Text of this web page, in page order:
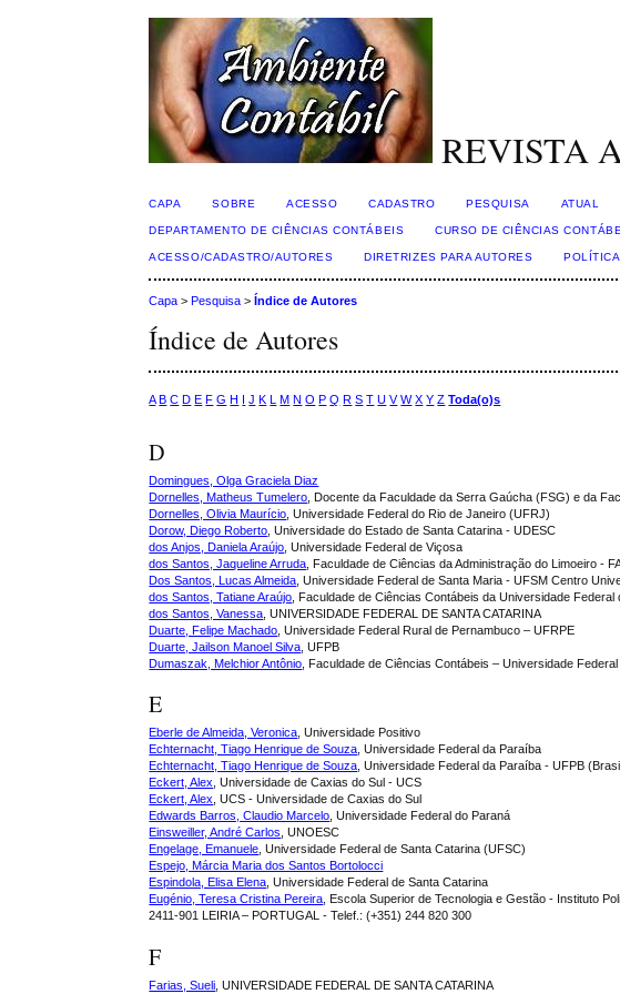
REVISTA
CAPA SOBRE ACESSO CADASTRO PESQUISA ATUAL
DEPARTAMENTO DE CIÊNCIAS CONTÁBEIS CURSO DE CIÊNCIAS
ACESSO/CADASTRO/AUTORES DIRETRIZES PARA AUTORES
Capa >Pesquisa >Índice de Autores
Índice de Autores
A B C D E F G H I J K L M N O P Q R S T U V W X Y Z Toda(o)s
D
Domingues, Olga Graciela Diaz
Dornelles, Matheus Tumelero , Docente da Faculdade da Serra Gaúcha (FSG) e da
Dornelles, Olivia Maurício , Universidade Federal do Rio de Janeiro (UFRJ)
Dorow, Diego Roberto , Universidade do Estado de Santa Catarina - UDESC
dos Anjos, Daniela Araújo , Universidade Federal de Viçosa
dos Santos, Jaqueline Arruda , Faculdade de Ciências da Administração do Limoeiro -
Dos Santos, Lucas Almeida , Universidade Federal de Santa Maria - UFSM Centro
dos Santos, Tatiane Araújo , Faculdade de Ciências Contábeis da Universidade Federal
dos Santos, Vanessa , UNIVERSIDADE FEDERAL DE SANTA CATARINA
Duarte, Felipe Machado , Universidade Federal Rural de Pernambuco – UFRPE
Duarte, Jailson Manoel Silva , UFPB
Dumaszak, Melchior Antônio , Faculdade de Ciências Contábeis – Universidade
E
Eberle de Almeida, Veronica, Universidade Positivo
Echternacht, Tiago Henrique de Souza, Universidade Federal da Paraíba
Echternacht, Tiago Henrique de Souza, Universidade Federal da Paraíba - UFPB
Eckert, Alex, Universidade de Caxias do Sul - UCS
Eckert, Alex, UCS - Universidade de Caxias do Sul
Edwards Barros, Claudio Marcelo, Universidade Federal do Paraná
Einsweiller, André Carlos, UNOESC
Engelage, Emanuele, Universidade Federal de Santa Catarina (UFSC)
Espejo, Márcia Maria dos Santos Bortolocci
Espindola, Elisa Elena, Universidade Federal de Santa Catarina
Eugénio, Teresa Cristina Pereira, Escola Superior de Tecnologia e Gestão - Instituto
2411-901 LEIRIA – PORTUGAL - Telef.: (+351) 244 820 300
F
Farias, Sueli , UNIVERSIDADE FEDERAL DE SANTA CATARINA